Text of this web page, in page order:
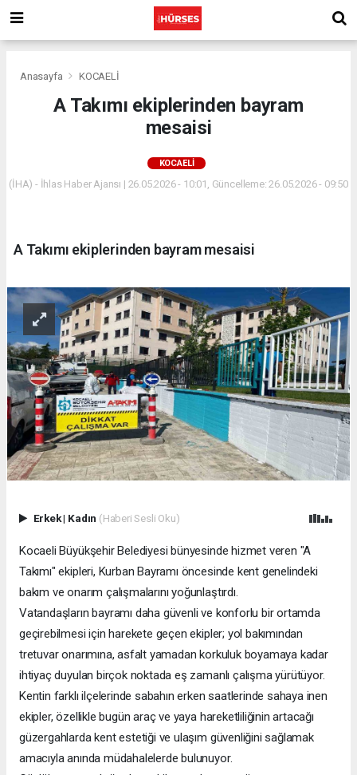
Anasayfa KOCAELİ
A Takımı ekiplerinden bayram
mesaisi
KOCAELİ
(İHA) - İhlas Haber Ajansı | 26.05.2026 - 10:01, Güncelleme: 26.05.2026 - 09:50
A Takımı ekiplerinden bayram mesaisi
Erkek| Kadın (Haberi Sesli Oku)
Kocaeli Büyükşehir Belediyesi bünyesinde hizmet veren "A
Takımı" ekipleri, Kurban Bayramı öncesinde kent genelindeki
bakım ve onarım çalışmalarını yoğunlaştırdı.
Vatandaşların bayramı daha güvenli ve konforlu bir ortamda
geçirebilmesi için harekete geçen ekipler; yol bakımından
tretuvar onarımına, asfalt yamadan korkuluk boyamaya kadar
ihtiyaç duyulan birçok noktada eş zamanlı çalışma yürütüyor.
Kentin farklı ilçelerinde sabahın erken saatlerinde sahaya inen
ekipler, özellikle bugün araç ve yaya hareketliliğinin artacağı
güzergahlarda kent estetiği ve ulaşım güvenliğini sağlamak
amacıyla anında müdahalelerde bulunuyor.